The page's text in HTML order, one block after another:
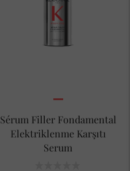
Sérum Filler Fondamental
Elektriklenme Karşıtı
Serum